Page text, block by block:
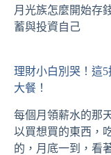
月光族怎麼開始存
蓄與投資自己
理財小白別哭！這
大餐！
每個月領薪水的那
以買想買的東西，
的，月底一到，看